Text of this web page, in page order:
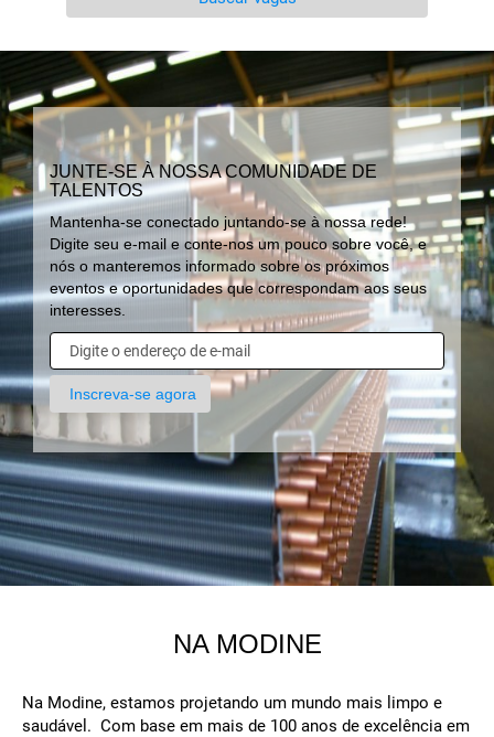
JUNTE-SE À NOSSA COMUNIDADE DE
TALENTOS
Mantenha-se conectado juntando-se à nossa rede!
Digite seu e-mail e conte-nos um pouco sobre você, e
nós o manteremos informado sobre os próximos
eventos e oportunidades que correspondam aos seus
interesses.
NA MODINE
Na Modine, estamos projetando um mundo mais limpo e
saudável. Com base em mais de 100 anos de excelência em